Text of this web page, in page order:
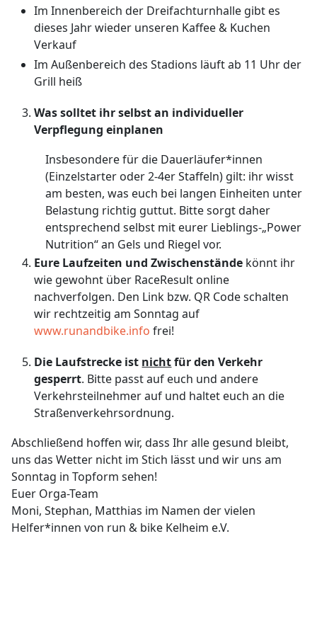
Im Innenbereich der Dreifachturnhalle gibt es
dieses Jahr wieder unseren Kaffee & Kuchen
Verkauf
Im Außenbereich des Stadions läuft ab 11 Uhr der
Grill heiß
Was solltet ihr selbst an individueller
Verpflegung einplanen
Insbesondere für die Dauerläufer*innen
(Einzelstarter oder 2-4er Staffeln) gilt: ihr wisst
am besten, was euch bei langen Einheiten unter
Belastung richtig guttut. Bitte sorgt daher
entsprechend selbst mit eurer Lieblings-„Power
Nutrition“ an Gels und Riegel vor.
Eure Laufzeiten und Zwischenstände könnt ihr
wie gewohnt über RaceResult online
nachverfolgen. Den Link bzw. QR Code schalten
wir rechtzeitig am Sonntag auf
www.runandbike.info frei!
Die Laufstrecke ist nichtfür den Verkehr
gesperrt. Bitte passt auf euch und andere
Verkehrsteilnehmer auf und haltet euch an die
Straßenverkehrsordnung.
Abschließend hoffen wir, dass Ihr alle gesund bleibt,
uns das Wetter nicht im Stich lässt und wir uns am
Sonntag in Topform sehen!
Euer Orga-Team
Moni, Stephan, Matthias im Namen der vielen
Helfer*innen von run & bike Kelheim e.V.